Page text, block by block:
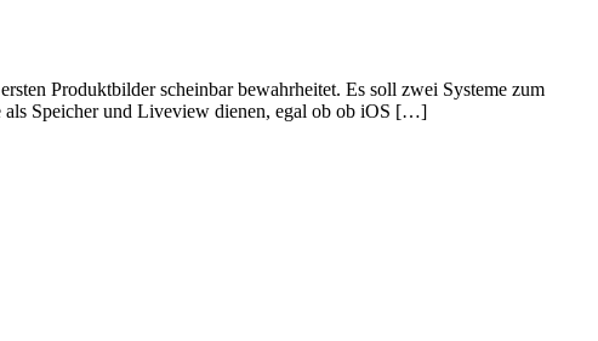
Produktbilder scheinbar bewahrheitet. Es soll zwei Systeme zum
als Speicher und Liveview dienen, egal ob ob iOS […]